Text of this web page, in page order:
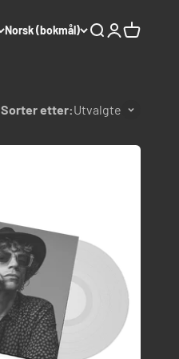
Norsk (bokmål) Søk Logg inn
Sorter etter:Utvalgte